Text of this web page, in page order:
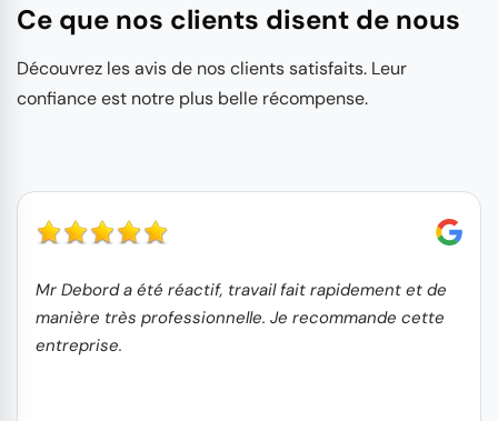
Ce que nos clients disent de nous
Découvrez les avis de nos clients satisfaits. Leur
confiance est notre plus belle récompense.
Mr Debord a été réactif, travail fait rapidement et de
manière très professionnelle. Je recommande cette
entreprise.